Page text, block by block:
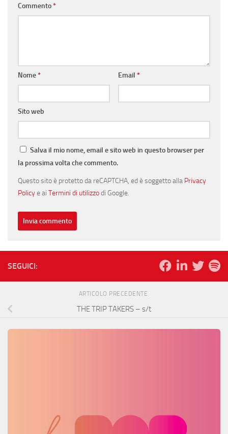
Commento*
Nome* Email *
Sito web
Salva il mio nome, email e sito web in questo browser per
la prossima volta che commento.
Questo sito è protetto da reCAPTCHA, ed è soggetto alla Privacy
Policye ai Termini di utilizzodi Google.
SEGUICI:
ARTICOLO PRECEDENTE
THE TRIP TAKERS – s/t